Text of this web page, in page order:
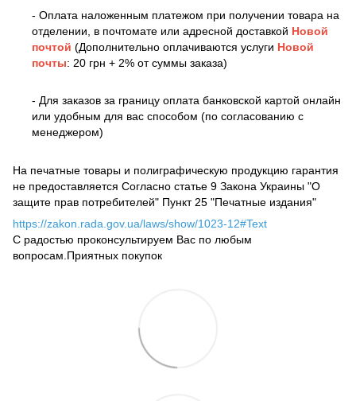
- Оплата наложенным платежом при получении товара на
отделении, в почтомате или адресной доставкой Новой
почтой (Дополнительно оплачиваются услуги Новой
почты: 20 грн + 2% от суммы заказа)
- Для заказов за границу оплата банковской картой онлайн
или удобным для вас способом (по согласованию с
менеджером)
На печатные товары и полиграфическую продукцию гарантия
не предоставляется Согласно статье 9 Закона Украины "О
защите прав потребителей" Пункт 25 "Печатные издания"
https://zakon.rada.gov.ua/laws/show/1023-12#Text
С радостью проконсультируем Вас по любым
вопросам.Приятных покупок